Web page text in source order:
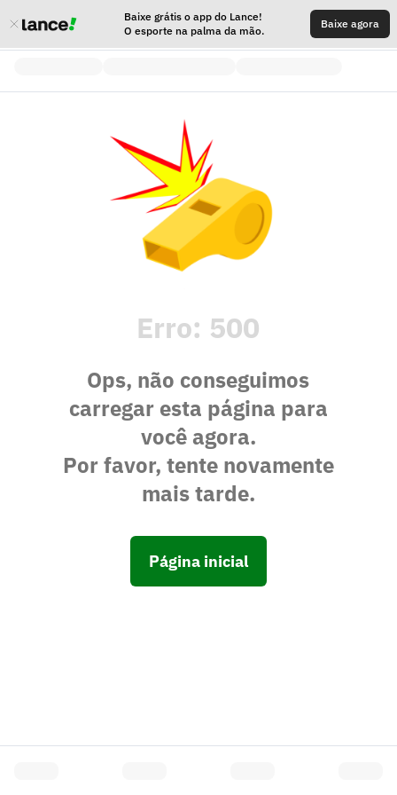
Baixe grátis o app do Lance!
O esporte na palma da mão.
Baixe agora
Erro: 500
Ops, não conseguimos
carregar esta página para
você agora.
Por favor, tente novamente
mais tarde.
Página inicial